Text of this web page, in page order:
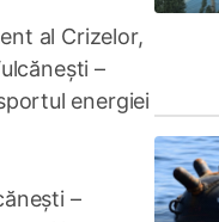
al Crizelor,
–
energiei
–